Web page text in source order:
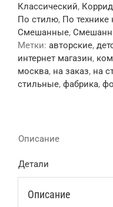
Классический,
По стилю, По технике
Смешанные,
Метки: авторские,
интернет магазин,
москва, на заказ, на
стильные, фабрика,
Описание
Детали
Описание